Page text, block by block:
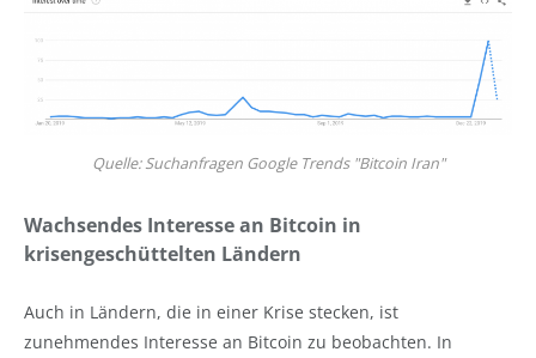
Quelle: Suchanfragen Google Trends "Bitcoin Iran"
Wachsendes Interesse an Bitcoin in
krisengeschüttelten Ländern
Auch in Ländern, die in einer Krise stecken, ist
zunehmendes Interesse an Bitcoin zu beobachten. In